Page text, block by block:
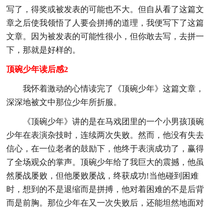
写了，得奖或被发表的可能也不大。但自从看了这篇文
章之后使我领悟了人要会拼搏的道理，我便写下了这篇
文章。因为被发表的可能性很小，但你敢去写，去拼一
下，那就是好样的。
顶碗少年读后感2
我怀着激动的心情读完了《顶碗少年》这篇文章，
深深地被文中那位少年所折服。
《顶碗少年》讲的是在马戏团里的一个小男孩顶碗
少年在表演杂技时，连续两次失败。然而，他没有失去
信心，在一位老者的鼓励下，他终于表演成功了，赢得
了全场观众的掌声。顶碗少年给了我巨大的震撼，他虽
然屡战屡败，但他屡败屡战，终获成功!当他碰到困难
时，想到的不是退缩而是拼搏，他对着困难的不是后背
而是前胸。那位少年在又一次失败后，还能坦然地面对